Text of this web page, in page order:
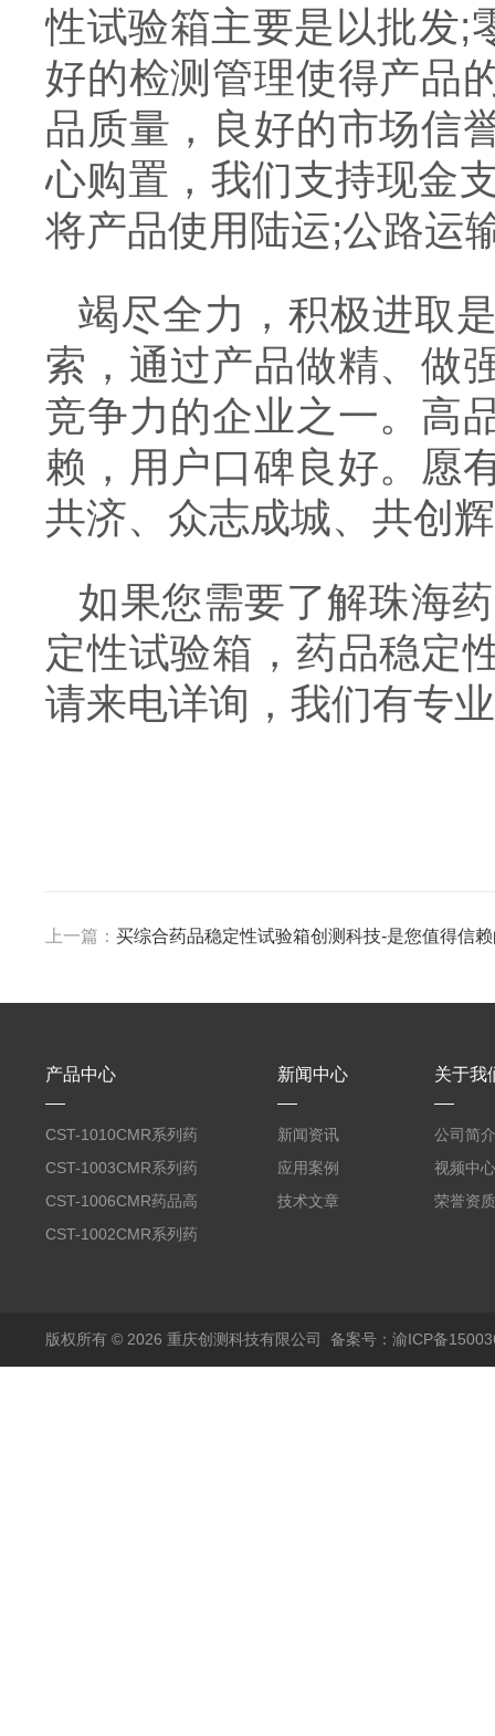
性试验箱主要是以批发;
好的检测管理使得产品
品质量，良好的市场信
心购置，我们支持现金
将产品使用陆运;公路运
竭尽全力，积极进取
索，通过产品做精、做
竞争力的企业之一。高
赖，用户口碑良好。愿
共济、众志成城、共创
如果您需要了解珠海
定性试验箱，药品稳定
请来电详询，我们有专
上一篇： 买综合药品稳定性试验箱创测科技-是您值得信
产品中心
CST-1010CMR系列药
品高温试验箱
CST-1003CMR系列药
品高温试验箱
CST-1006CMR药品高
温试验箱
CST-1002CMR系列药
新闻中心
新闻资讯
应用案例
技术文章
关于我
公司简介
视频中心
荣誉资质
版权所有 © 2026 重庆创测科技有限公司 备案号：渝ICP备